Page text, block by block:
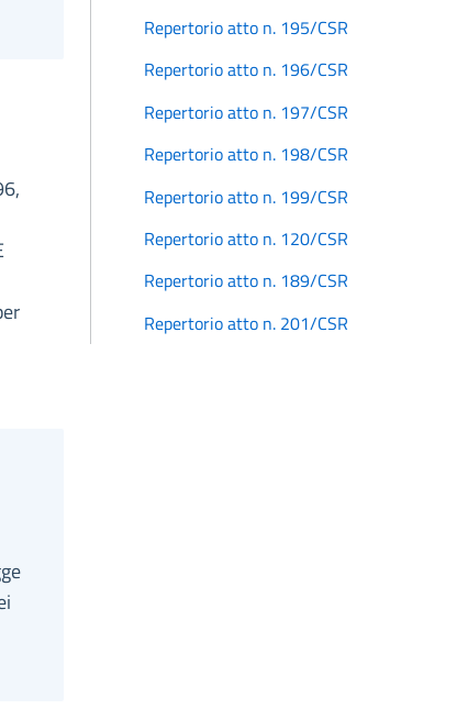
Repertorio atto n. 195/CSR
Repertorio atto n. 196/CSR
Repertorio atto n. 197/CSR
Repertorio atto n. 198/CSR
Repertorio atto n. 199/CSR
Repertorio atto n. 120/CSR
Repertorio atto n. 189/CSR
Repertorio atto n. 201/CSR